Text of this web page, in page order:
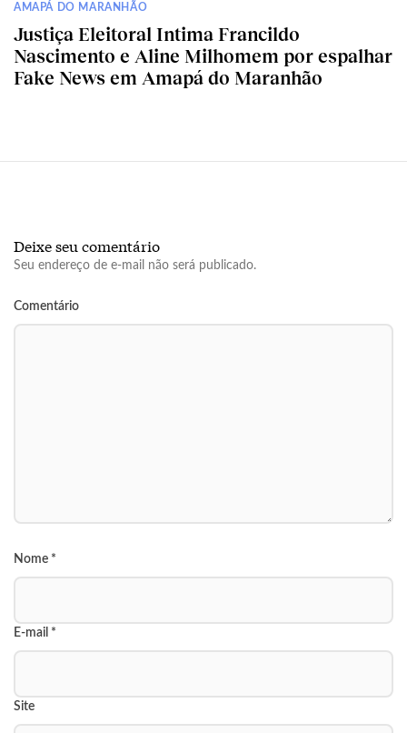
AMAPÁ DO MARANHÃO
Justiça Eleitoral Intima Francildo
Nascimento e Aline Milhomem por espalhar
Fake News em Amapá do Maranhão
Deixe seu comentário
Seu endereço de e-mail não será publicado.
Comentário
Nome *
E-mail *
Site